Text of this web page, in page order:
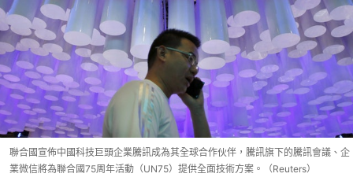
聯合國宣佈中國科技巨頭企業騰訊成為其全球合作伙伴，騰訊旗下的騰訊會議、企
業微信將為聯合國75周年活動（UN75）提供全面技術方案。（Reuters）